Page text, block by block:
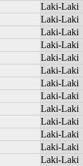
Laki-Laki
Laki-Laki
Laki-Laki
Laki-Laki
Laki-Laki
Laki-Laki
Laki-Laki
Laki-Laki
Laki-Laki
Laki-Laki
Laki-Laki
Laki-Laki
Laki-Laki